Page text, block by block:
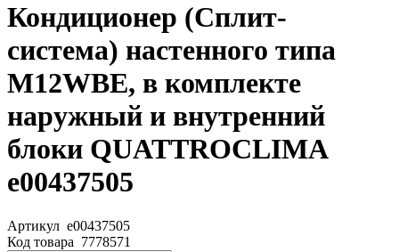
Кондиционер (Сплит-
система) настенного типа
M12WBE, в комплекте
наружный и внутренний
блоки QUATTROCLIMA
e00437505
Артикул e00437505
Код товара 7778571